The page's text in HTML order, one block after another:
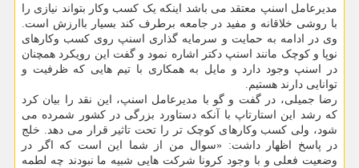
مدیرعامل اسنپ معتقد می باشد اینکه یک کسب وکار بتواند نیازی را
با روشی خلاقانه و مفید در جامعه برطرف کند بسیار باارزش است.
وی در ادامه به حمایت و سرمایه گذاری اسنپ روی کسب وکارهای
نوپا و کوچک مانند اسنپ دکتر اشاره نمود و گفت این رویکرد همچنان
در اسنپ وجود دارد و مایل به همکاری با تیم هایی که ظرفیت و
توانایی دارند هستیم.
رضا جمیلی، در گفت و گو با مدیرعامل اسنپ، این نقد را بیان کرد
که رشد این استارتاپ با آنکه دستاورد بزرگی در کشور شمرده می
شود، ولی کسب وکارهای کوچک تر را تحت تاثیر قرار می دهد. خلج
در پاسخ اظهار داشت: «سوال من از شما این است که اگر در
وضعیت فعلی و با وجود کرونا شرکت هایی شبیه ما نبودند چه لطمه